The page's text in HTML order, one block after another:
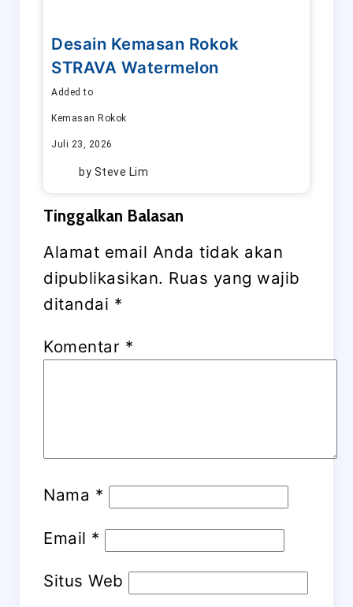
Desain Kemasan Rokok
STRAVA Watermelon
Added to
Kemasan Rokok
Juli 23, 2026
by Steve Lim
Tinggalkan Balasan
Alamat email Anda tidak akan
dipublikasikan. Ruas yang wajib
ditandai *
Komentar *
Nama *
Email *
Situs Web